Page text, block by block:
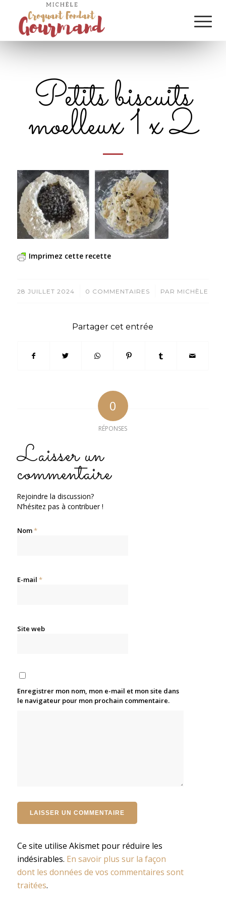
Petits biscuits
moelleux 1 x 2
Imprimez cette recette
28 JUILLET 2024
/ 0 COMMENTAIRES
/ PAR MICHÈLE
Partager cet entrée
0
RÉPONSES
Laisser un
commentaire
Rejoindre la discussion?
N’hésitez pas à contribuer !
Nom*
E-mail *
Site web
Enregistrer mon nom, mon e-mail et mon site dans
le navigateur pour mon prochain commentaire.
Ce site utilise Akismet pour réduire les
indésirables. En savoir plus sur la façon
dont les données de vos commentaires sont
traitées.